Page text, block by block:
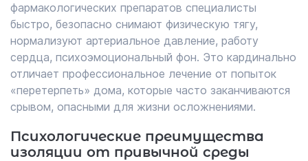
фармакологических препаратов специалисты
быстро, безопасно снимают физическую тягу,
нормализуют артериальное давление, работу
сердца, психоэмоциональный фон. Это кардинально
отличает профессиональное лечение от попыток
«перетерпеть» дома, которые часто заканчиваются
срывом, опасными для жизни осложнениями.
Психологические преимущества
изоляции от привычной среды